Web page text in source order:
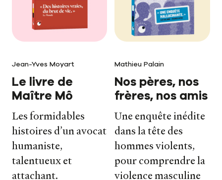
Jean-Yves Moyart
Le livre de
Maître Mô
Les formidables
histoires d’un avocat
humaniste,
talentueux et
attachant.
Mathieu Palain
Nos pères, nos
frères, nos amis
Une enquête inédite
dans la tête des
hommes violents,
pour comprendre la
violence masculine